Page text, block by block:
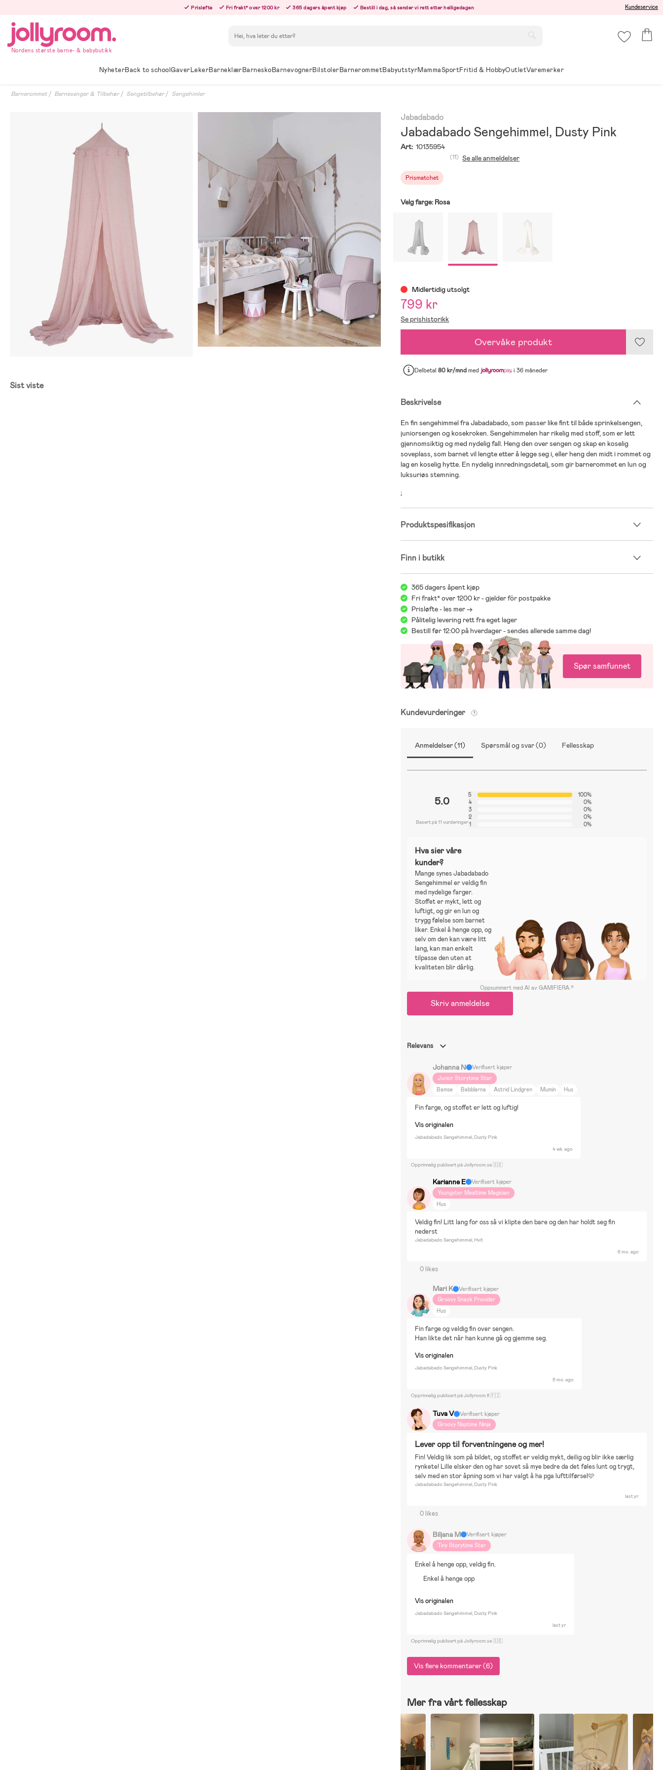
innehållet
Prisløfte Fri frakt* over 1200 kr 365 dagers åpent kjøp Bestill i dag, så sender vi rett etter helligedagen Kundeservice
Nordens største barne- & babybutikk
NyheterBack to schoolGaverLekerBarneklærBarneskoBarnevognerBilstolerBarnerommetBabyutstyrMammaSportFritid & HobbyOutletVaremerker
Barnerommet Barnesenger & Tilbehør Sengetilbehør Sengehimler
Zoom
Sist viste
Jabadabado
Jabadabado Sengehimmel, Dusty Pink
Art: 10135954
Prismatchet
(11) Se alle anmeldelser
Velg farge: Rosa
Midlertidig utsolgt
799 kr
Se prishistorikk
Overvåke produkt
Delbetal80 kr/mnd med i 36 måneder
Beskrivelse
En fin sengehimmel fra Jabadabado, som passer like fint til både sprinkelsengen,
juniorsengen og kosekroken. Sengehimmelen har rikelig med stoff, som er lett
gjennomsiktig og med nydelig fall. Heng den over sengen og skap en koselig
soveplass, som barnet vil lengte etter å legge seg i, eller heng den midt i rommet og
lag en koselig hytte. En nydelig innredningsdetalj, som gir barnerommet en lun og
luksuriøs stemning.
;
Produktspesifikasjon
Finn i butikk
365 dagers åpent kjøp
Fri frakt* over 1200 kr - gjelder för postpakke
Prisløfte - les mer ->
Pålitelig levering rett fra eget lager
Bestill før 12:00 på hverdager - sendes allerede samme dag!
Spør samfunnet
Kundevurderinger
Anmeldelser (11) Spørsmål og svar (0) Fellesskap
5.0
Basert på 11 vurderinger
5
100%
4
0%
3
0%
2
0%
1
0%
Hva sier våre
kunder?
Mange synes Jabadabado
Sengehimmel er veldig fin
med nydelige farger.
Stoffet er mykt, lett og
luftigt, og gir en lun og
trygg følelse som barnet
liker. Enkel å henge opp, og
selv om den kan være litt
lang, kan man enkelt
tilpasse den uten at
kvaliteten blir dårlig.
Oppsummert med AI av GAMIFIERA.®
Skriv anmeldelse
Relevans
Johanna N
Verifisert kjøper
Junior Storytime Star
Bamse
Babblarna Astrid Lindgren Mumin Hus
Fin farge, og stoffet er lett og luftig!
Vis originalen
Jabadabado Sengehimmel, Dusty Pink
4 wk. ago
Opprinnelig publisert på Jollyroom.se 🇸🇪
Karianne E
Verifisert kjøper
Youngster Mealtime Magician
Hus
Veldig fin! Litt lang for oss så vi klipte den bare og den har holdt seg fin
nederst
Jabadabado Sengehimmel, Hvit
6 mo. ago
0 likes
Mari K
Verifisert kjøper
Groovy Snack Provider
Hus
Fin farge og veldig fin over sengen.
Han likte det når han kunne gå og gjemme seg.
Vis originalen
Jabadabado Sengehimmel, Dusty Pink
8 mo. ago
Opprinnelig publisert på Jollyroom.fi 🇫🇮
Tuva V
Verifisert kjøper
Groovy Naptime Ninja
Lever opp til forventningene og mer!
Fin! Veldig lik som på bildet, og stoffet er veldig mykt, deilig og blir ikke særlig
rynkete! Lille elsker den og har sovet så mye bedre da det føles lunt og trygt,
selv med en stor åpning som vi har valgt å ha pga lufttilførsel🩷
Jabadabado Sengehimmel, Dusty Pink
last yr.
0 likes
Biljana M
Verifisert kjøper
Tiny Storytime Star
Enkel å henge opp, veldig fin.
Enkel å henge opp
Vis originalen
Jabadabado Sengehimmel, Dusty Pink
last yr.
Opprinnelig publisert på Jollyroom.se 🇸🇪
Vis flere kommentarer (6)
Mer fra vårt fellesskap